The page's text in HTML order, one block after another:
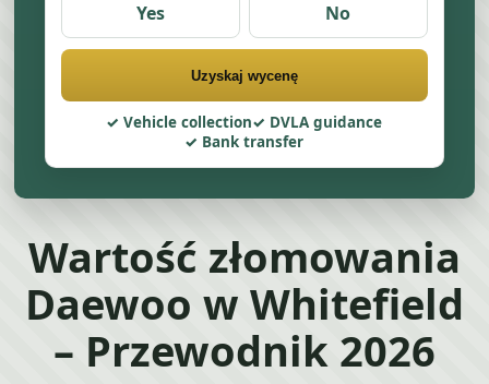
Yes No
Uzyskaj wycenę
Vehicle collection
DVLA guidance
Bank transfer
Wartość złomowania
Daewoo w Whitefield
– Przewodnik 2026